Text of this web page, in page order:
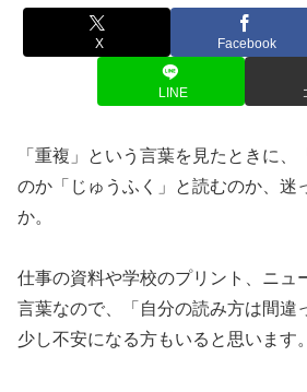
X Facebook
LINE
「重複」という言葉を見たときに、
のか「じゅうふく」と読むのか、迷
か。
仕事の資料や学校のプリント、ニュ
言葉なので、「自分の読み方は間違
少し不安になる方もいると思います。